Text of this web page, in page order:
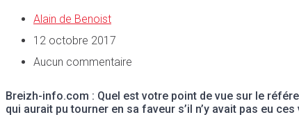
Alain de Benoist
12 octobre 2017
Aucun commentaire
Breizh-info.com : Quel est votre point de vue sur le
qui aurait pu tourner en sa faveur s’il n’y avait pas eu